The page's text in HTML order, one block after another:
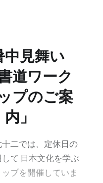
中見舞い
道ワーク
プのご案
内」
二では、定休日の
て 日本文化を学ぶ
プを開催していま